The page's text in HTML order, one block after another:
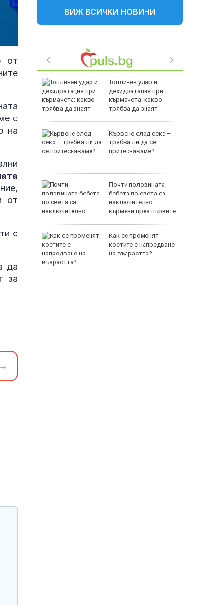
от
с
на
от
с
да
за
ВИЖ ВСИЧКИ НОВИНИ
в
Топлинен удар и
дехидратация при
кърмачета: какво
трябва да знаят
Кървене след секс –
трябва ли да се
притесняваме?
Почти половината
бебета по света са
изключително
кърмени през първите
Как се променят
костите с напредване
на възрастта?